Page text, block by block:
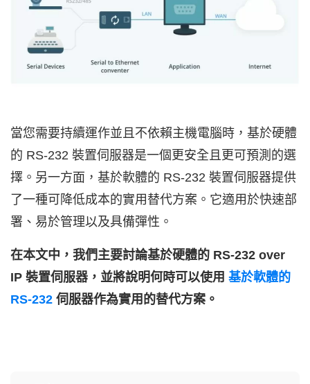
當您需要持續運作並且不依賴主機電腦時，基於硬體
的 RS-232 裝置伺服器是一個更安全且更可預測的選
擇。另一方面，基於軟體的 RS-232 裝置伺服器提供
了一種可降低成本的實用替代方案。它適用於快速部
署、易於管理以及具備彈性。
在本文中，我們主要討論基於硬體的 RS-232 over
IP 裝置伺服器，並將說明何時可以使用 基於軟體的
RS-232 伺服器作為實用的替代方案。